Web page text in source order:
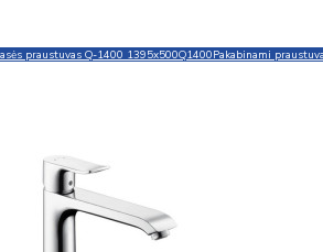
praustuvas Q-1400 1395x500Q1400Pakabinami